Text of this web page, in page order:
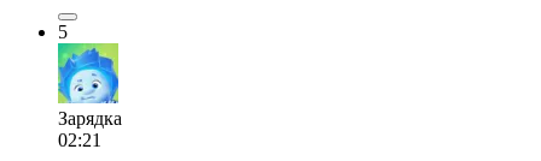
5
Зарядка
02:21